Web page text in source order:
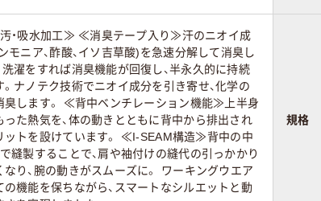
・吸水加工≫ ≪消臭テープ入り≫汗のニオイ成
モニア、酢酸、イソ吉草酸)を急速分解して消臭し
洗濯をすれば消臭機能が回復し、半永久的に持続
。ナノテク技術でニオイ成分を引き寄せ、化学の
臭します。 ≪背中ベンチレーション機能≫上半身
った熱気を、体の動きとともに背中から排出され
ットを設けています。 ≪I-SEAM構造≫背中の中
縫製することで、肩や袖付けの縫代の引っかかり
なり、腕の動きがスムーズに。 ワーキングウエア
の機能を保ちながら、スマートなシルエットと動
規格